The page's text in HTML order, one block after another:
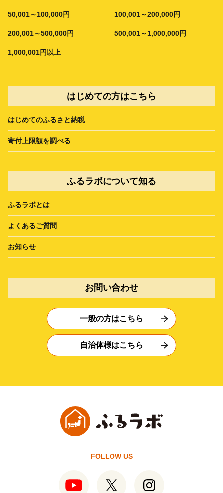
50,001～100,000円 100,001～200,000円
200,001～500,000円 500,001～1,000,000円
1,000,001円以上
はじめての方はこちら
はじめてのふるさと納税
寄付上限額を調べる
ふるラボについて知る
ふるラボとは
よくあるご質問
お知らせ
お問い合わせ
一般の方はこちら
自治体様はこちら
FOLLOW US